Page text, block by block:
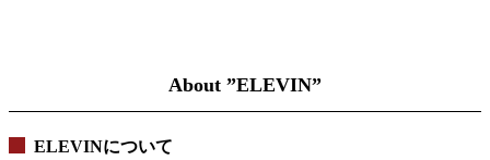
About ”ELEVIN”
ELEVINについて